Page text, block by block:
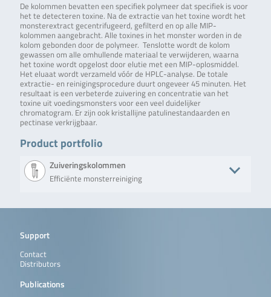
De kolommen bevatten een specifiek polymeer dat specifiek is voor
het te detecteren toxine. Na de extractie van het toxine wordt het
monsterextract gecentrifugeerd, gefilterd en op alle MIP-
kolommen aangebracht. Alle toxines in het monster worden in de
kolom gebonden door de polymeer. Tenslotte wordt de kolom
gewassen om alle omhullende materiaal te verwijderen, waarna
het toxine wordt opgelost door elutie met een MIP-oplosmiddel.
Het eluaat wordt verzameld vóór de HPLC-analyse. De totale
extractie- en reinigingsprocedure duurt ongeveer 45 minuten. Het
resultaat is een verbeterde zuivering en concentratie van het
toxine uit voedingsmonsters voor een veel duidelijker
chromatogram. Er zijn ook kristallijne patulinestandaarden en
pectinase verkrijgbaar.
Product portfolio
Zuiveringskolommen
Efficiënte monsterreiniging
Product Beschrijving No. of tests/amount Art. No.
Pure™
Alkaloid MS
Support
Contact
Distributors
Publications